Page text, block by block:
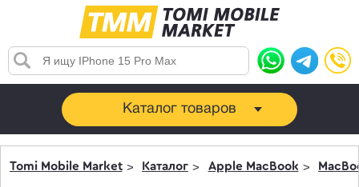
Каталог товаров
Tomi Mobile Market Каталог Apple MacBook